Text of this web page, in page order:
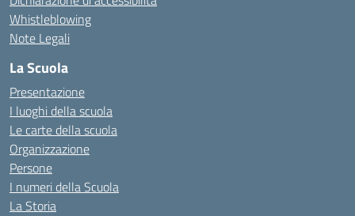
Whistleblowing
Note Legali
La Scuola
Presentazione
I luoghi della scuola
Le carte della scuola
Organizzazione
Persone
I numeri della Scuola
La Storia